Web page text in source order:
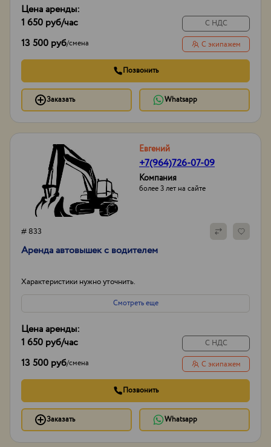
Цена аренды:
1 650 руб/час
13 500 руб/смена
С НДС
С экипажем
Позвонить
Заказать Whatsapp
Евгений
+7(964)726-07-09
Компания
более 3 лет на сайте
# 833
Аренда автовышек с водителем
Характеристики нужно уточнить.
Смотреть еще
Цена аренды:
1 650 руб/час
13 500 руб/смена
С НДС
С экипажем
Позвонить
Заказать Whatsapp